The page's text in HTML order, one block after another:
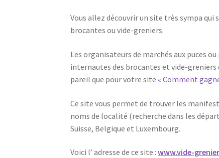
Vous allez découvrir un site très sympa qui
brocantes ou vide-greniers.
Les organisateurs de marchés aux puces
internautes des brocantes et vide-greniers
pareil que pour votre site « Comment
Ce site vous permet de trouver les
noms de localité (recherche dans les
Suisse, Belgique et Luxembourg.
Voici l’ adresse de ce site :www.vide-